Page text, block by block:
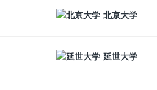
北京大学
延世大学